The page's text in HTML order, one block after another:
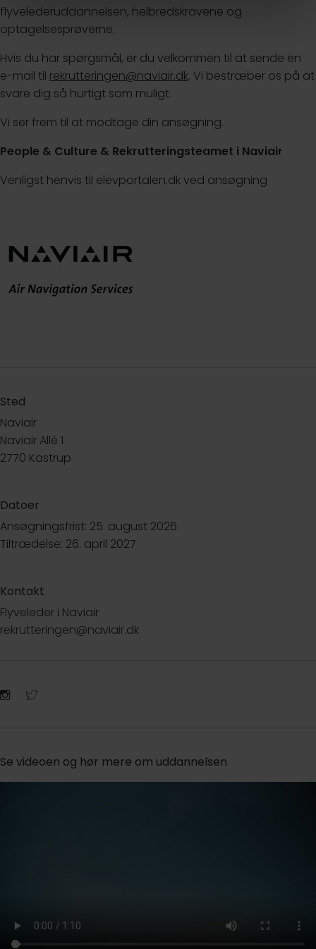
flyvelederuddannelsen, helbredskravene og
optagelsesprøverne.
Hvis du har spørgsmål, er du velkommen til at sende en
e-mail til rekrutteringen@naviair.dk. Vi bestræber os på at
svare dig så hurtigt som muligt.
Vi ser frem til at modtage din ansøgning.
People & Culture & Rekrutteringsteamet i Naviair
Venligst henvis til elevportalen.dk ved ansøgning
Sted
Naviair
Naviair Allé 1
2770 Kastrup
Datoer
Ansøgningsfrist: 25. august 2026
Tiltrædelse: 26. april 2027
Kontakt
Flyveleder i Naviair
rekrutteringen@naviair.dk
Se videoen og hør mere om uddannelsen